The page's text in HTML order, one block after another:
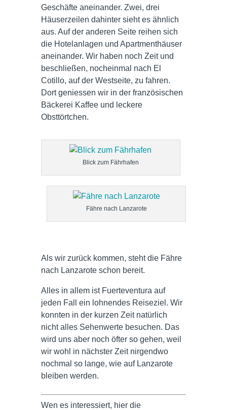
Geschäfte aneinander. Zwei, drei
Häuserzeilen dahinter sieht es ähnlich
aus. Auf der anderen Seite reihen sich
die Hotelanlagen und Apartmenthäuser
aneinander. Wir haben noch Zeit und
beschließen, nocheinmal nach El
Cotillo, auf der Westseite, zu fahren.
Dort geniessen wir in der französischen
Bäckerei Kaffee und leckere
Obsttörtchen.
Blick zum Fährhafen
Fähre nach Lanzarote
Als wir zurück kommen, steht die Fähre
nach Lanzarote schon bereit.
Alles in allem ist Fuerteventura auf
jeden Fall ein lohnendes Reiseziel. Wir
konnten in der kurzen Zeit natürlich
nicht alles Sehenwerte besuchen. Das
wird uns aber noch öfter so gehen, weil
wir wohl in nächster Zeit nirgendwo
nochmal so lange, wie auf Lanzarote
bleiben werden.
Wen es interessiert, hier die